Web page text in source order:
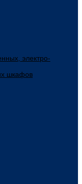
электро-
шкафов